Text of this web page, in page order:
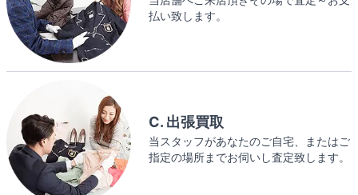
払い致します。
C. 出張買取
当スタッフがあなたのご自宅、またはご
指定の場所までお伺いし査定致します。